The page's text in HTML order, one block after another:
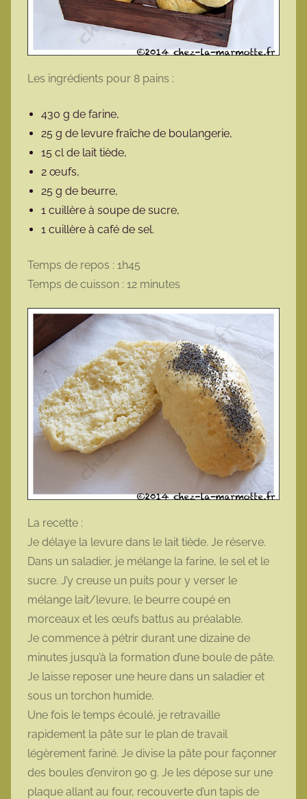
Les ingrédients pour 8 pains :
430 g de farine,
25 g de levure fraîche de boulangerie,
15 cl de lait tiède,
2 œufs,
25 g de beurre,
1 cuillère à soupe de sucre,
1 cuillère à café de sel.
Temps de repos : 1h45
Temps de cuisson : 12 minutes
La recette :
Je délaye la levure dans le lait tiède. Je réserve.
Dans un saladier, je mélange la farine, le sel et le
sucre. J’y creuse un puits pour y verser le
mélange lait/levure, le beurre coupé en
morceaux et les œufs battus au préalable.
Je commence à pétrir durant une dizaine de
minutes jusqu’à la formation d’une boule de pâte.
Je laisse reposer une heure dans un saladier et
sous un torchon humide.
Une fois le temps écoulé, je retravaille
rapidement la pâte sur le plan de travail
légèrement fariné. Je divise la pâte pour façonner
des boules d’environ 90 g. Je les dépose sur une
plaque allant au four, recouverte d’un tapis de